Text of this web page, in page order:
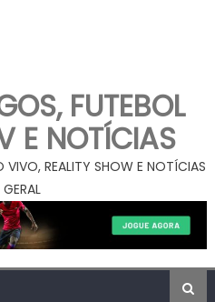
FUTEBOL
E NOTÍCIAS
VIVO, REALITY SHOW E NOTÍCIAS